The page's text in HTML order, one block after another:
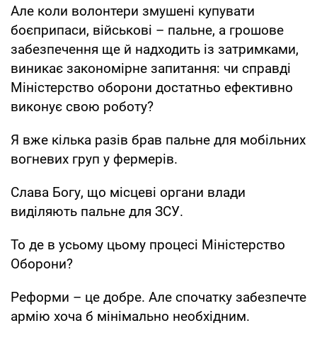
Але коли волонтери змушені купувати
боєприпаси, військові – пальне, а грошове
забезпечення ще й надходить із затримками,
виникає закономірне запитання: чи справді
Міністерство оборони достатньо ефективно
виконує свою роботу?
Я вже кілька разів брав пальне для мобільних
вогневих груп у фермерів.
Слава Богу, що місцеві органи влади
виділяють пальне для ЗСУ.
То де в усьому цьому процесі Міністерство
Оборони?
Реформи – це добре. Але спочатку забезпечте
армію хоча б мінімально необхідним.